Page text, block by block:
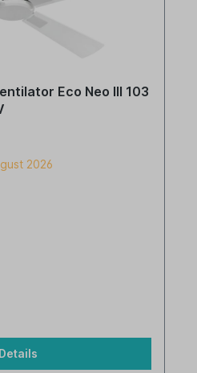
Eco Neo III 103
2026
Details